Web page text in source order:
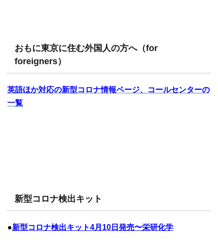
おもに東京に住む外国人の方へ（for
foreigners）
英語ほか対応の新型コロナ情報ページ、コールセンターの
一覧
新型コロナ検出キット
●新型コロナ検出キット4月10日発売〜栄研化学